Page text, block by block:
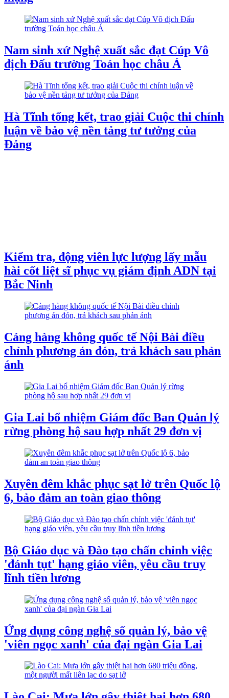
Nam sinh xứ Nghệ xuất sắc đạt Cúp Vô
địch Đấu trường Toán học châu Á
Hà Tĩnh tổng kết, trao giải Cuộc thi chính
luận về bảo vệ nền tảng tư tưởng của
Đảng
Kiểm tra, động viên lực lượng lấy mẫu
hài cốt liệt sĩ phục vụ giám định ADN tại
Bắc Ninh
Cảng hàng không quốc tế Nội Bài điều
chỉnh phương án đón, trả khách sau phản
ánh
Gia Lai bổ nhiệm Giám đốc Ban Quản lý
rừng phòng hộ sau hợp nhất 29 đơn vị
Xuyên đêm khắc phục sạt lở trên Quốc lộ
6, bảo đảm an toàn giao thông
Bộ Giáo dục và Đào tạo chấn chỉnh việc
'đánh tụt' hạng giáo viên, yêu cầu truy
lĩnh tiền lương
Ứng dụng công nghệ số quản lý, bảo vệ
'viên ngọc xanh' của đại ngàn Gia Lai